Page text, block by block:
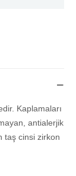
Kaplamaları
antialerjik
taş cinsi zirkon